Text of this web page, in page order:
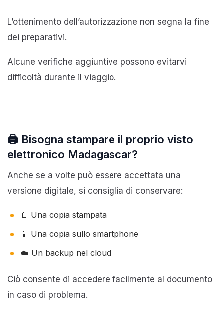
L’ottenimento dell’autorizzazione non segna la fine
dei preparativi.
Alcune verifiche aggiuntive possono evitarvi
difficoltà durante il viaggio.
🖨️ Bisogna stampare il proprio visto
elettronico Madagascar?
Anche se a volte può essere accettata una
versione digitale, si consiglia di conservare:
📄 Una copia stampata
📱 Una copia sullo smartphone
☁️ Un backup nel cloud
Ciò consente di accedere facilmente al documento
in caso di problema.